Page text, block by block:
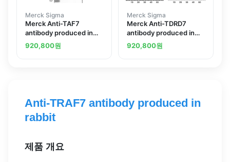
Merck Sigma
Merck Anti-TAF7
antibody produced in
rabbit
920,800원
Merck Sigma
Merck Anti-TDRD7
antibody produced in
rabbit
920,800원
Anti-TRAF7 antibody produced in
rabbit
제품 개요